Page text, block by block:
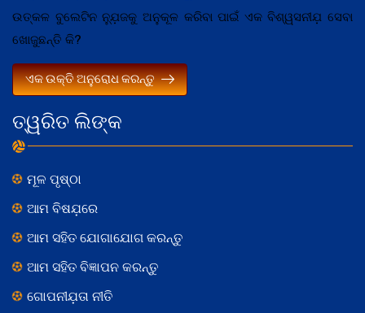
ତ୍ୱରିତ ଲିଙ୍କ
ମୂଳ ପୃଷ୍ଠା
ଆମ ବିଷଯ଼ରେ
ଆମ ସହିତ ଯୋଗାଯୋଗ କରନ୍ତୁ
ଆମ ସହିତ ବିଜ୍ଞାପନ କରନ୍ତୁ
ଗୋପନୀଯ଼ତା ନୀତି
ଉତ୍କଳ ବୁଲେଟିନ ନ୍ଯ଼ୁଜକୁ ଅନୁକୂଳ କରିବା ପାଇଁ ଏକ ବିଶ୍ୱସନୀଯ଼ ସେବା
ଖୋଜୁଛନ୍ତି କି?
ଏକ ଉକ୍ତି ଅନୁରୋଧ କରନ୍ତୁ